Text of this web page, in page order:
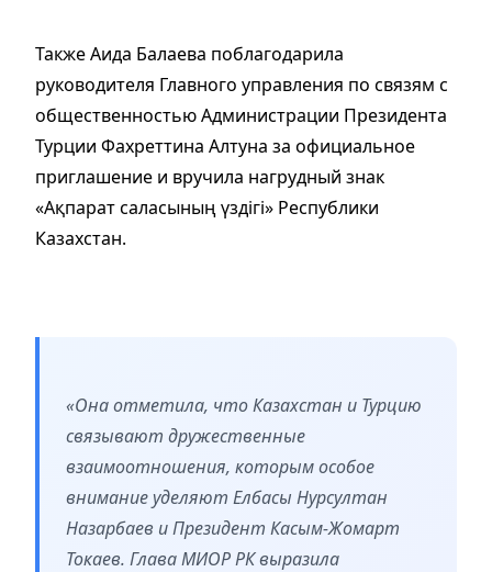
Также Аида Балаева поблагодарила
руководителя Главного управления по связям с
общественностью Администрации Президента
Турции Фахреттина Алтуна за официальное
приглашение и вручила нагрудный знак
«Ақпарат саласының үздігі» Республики
Казахстан.
«Она отметила, что Казахстан и Турцию
связывают дружественные
взаимоотношения, которым особое
внимание уделяют Елбасы Нурсултан
Назарбаев и Президент Касым-Жомарт
Токаев. Глава МИОР РК выразила